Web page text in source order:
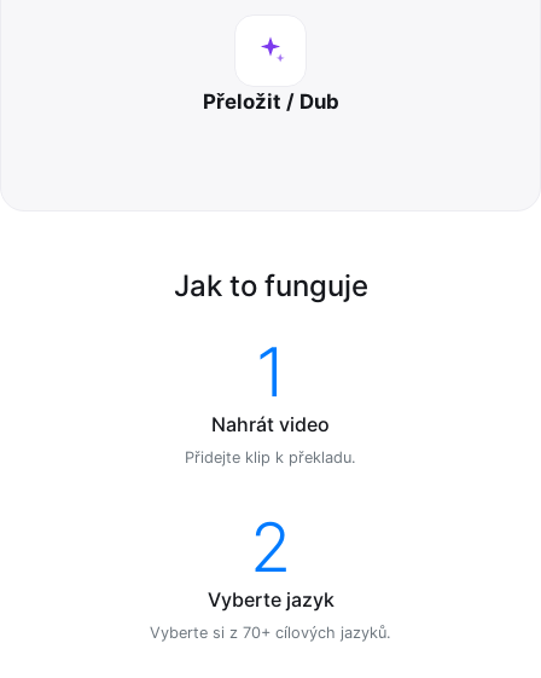
Přeložit / Dub
Jak to funguje
1
Nahrát video
Přidejte klip k překladu.
2
Vyberte jazyk
Vyberte si z 70+ cílových jazyků.